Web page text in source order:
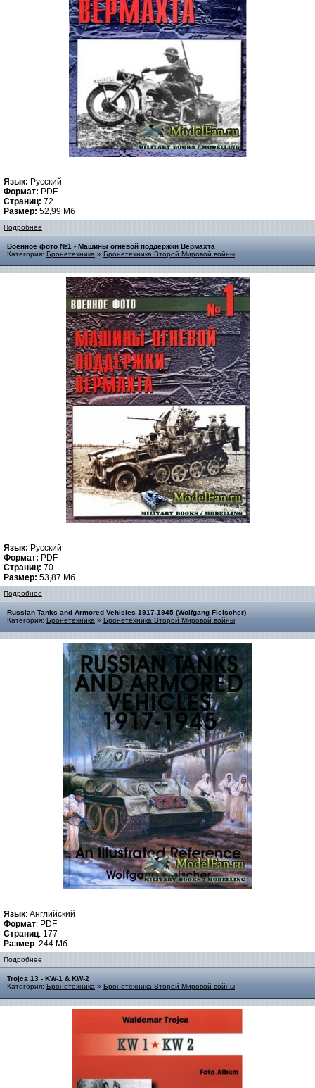
Язык: Русский
Формат: PDF
Страниц: 72
Размер: 52,99 Мб
Подробнее
Военное фото №1 - Машины огневой поддержки Вермахта
Категория: Бронетехника » Бронетехника Второй Мировой войны
Язык: Русский
Формат: PDF
Страниц: 70
Размер: 53,87 Мб
Подробнее
Russian Tanks and Armored Vehicles 1917-1945 (Wolfgang Fleischer)
Категория: Бронетехника » Бронетехника Второй Мировой войны
Язык: Английский
Формат: PDF
Страниц: 177
Размер: 244 Мб
Подробнее
Trojca 13 - KW-1 & KW-2
Категория: Бронетехника » Бронетехника Второй Мировой войны